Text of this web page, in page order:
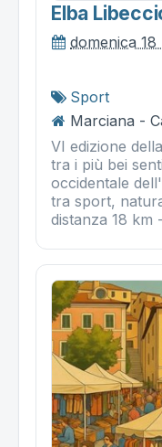
Elba
domenica 18
Sport
Marciana -
VI edizione
tra i più bei
occidentale
tra sport,
distanza 18 km